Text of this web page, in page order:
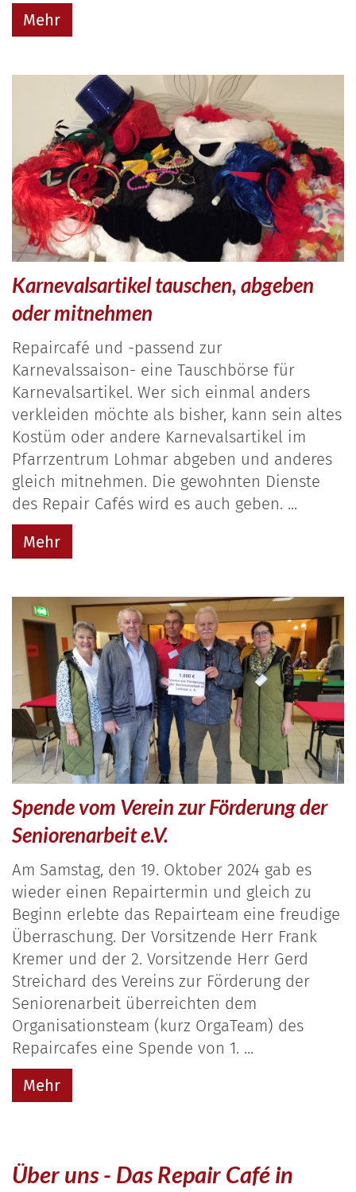
Mehr
Karnevalsartikel tauschen, abgeben
oder mitnehmen
Repaircafé und -passend zur
Karnevalssaison- eine Tauschbörse für
Karnevalsartikel. Wer sich einmal anders
verkleiden möchte als bisher, kann sein altes
Kostüm oder andere Karnevalsartikel im
Pfarrzentrum Lohmar abgeben und anderes
gleich mitnehmen. Die gewohnten Dienste
des Repair Cafés wird es auch geben. ...
Mehr
Spende vom Verein zur Förderung der
Seniorenarbeit e.V.
Am Samstag, den 19. Oktober 2024 gab es
wieder einen Repairtermin und gleich zu
Beginn erlebte das Repairteam eine freudige
Überraschung. Der Vorsitzende Herr Frank
Kremer und der 2. Vorsitzende Herr Gerd
Streichard des Vereins zur Förderung der
Seniorenarbeit überreichten dem
Organisationsteam (kurz OrgaTeam) des
Repaircafes eine Spende von 1. ...
Mehr
Über uns - Das Repair Café in